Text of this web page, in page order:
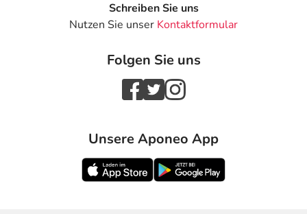
Schreiben Sie uns
Nutzen Sie unser Kontaktformular
Folgen Sie uns
Unsere Aponeo App